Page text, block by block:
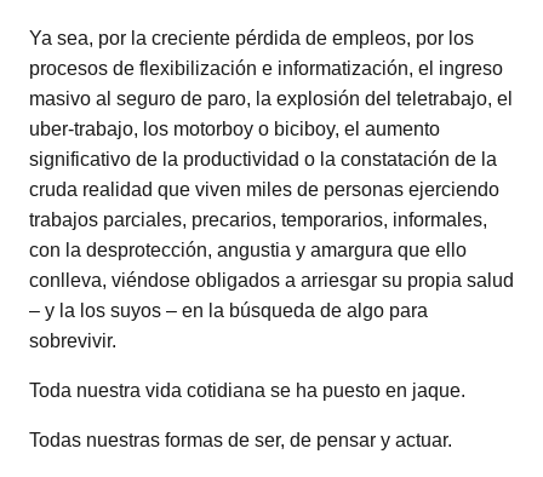
Ya sea, por la creciente pérdida de empleos, por los
procesos de flexibilización e informatización, el ingreso
masivo al seguro de paro, la explosión del teletrabajo, el
uber-trabajo, los motorboy o biciboy, el aumento
significativo de la productividad o la constatación de la
cruda realidad que viven miles de personas ejerciendo
trabajos parciales, precarios, temporarios, informales,
con la desprotección, angustia y amargura que ello
conlleva, viéndose obligados a arriesgar su propia salud
– y la los suyos – en la búsqueda de algo para
sobrevivir.
Toda nuestra vida cotidiana se ha puesto en jaque.
Todas nuestras formas de ser, de pensar y actuar.